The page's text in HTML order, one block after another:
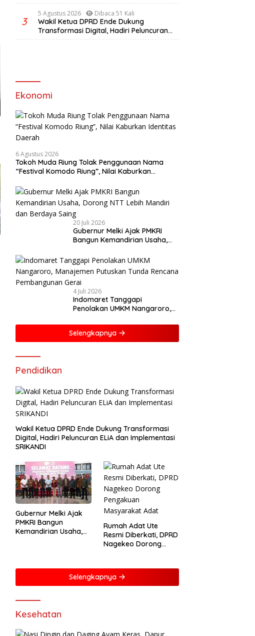
Ungkap Kasus Curanmor,
Terduga Pelaku Berhasil
Diamankan
Masyarakat Lewat Pelatihan Pengolahan
Hasil Alam di Desa Sisir
3
5 Agustus 2026 Dibaca 51 Kali
Wakil Ketua DPRD Ende Dukung
Transformasi Digital, Hadiri Peluncuran
ELiA dan Implementasi SRIKANDI
Ekonomi
6 Agustus 2026
Tokoh Muda Riung Tolak Penggunaan Nama
“Festival Komodo Riung”, Nilai Kaburkan
20 Juli 2026
Gubernur Melki Ajak PMKRI
Bangun Kemandirian Usaha,
Berdaya Saing
4 Juli 2026
Indomaret Tanggapi
Penolakan UMKM Nangaroro,
Rencana Pembangunan Gerai
Selengkapnya
Pendidikan
Wakil Ketua DPRD Ende Dukung Transformasi
Digital, Hadiri Peluncuran ELiA dan Implementasi
SRIKANDI
Gubernur Melki Ajak
PMKRI Bangun
Kemandirian Usaha,
Rumah Adat Ute
Resmi Diberkati, DPRD
Nagekeo Dorong
Selengkapnya
Kesehatan